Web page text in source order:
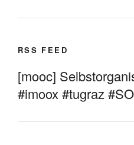
RSS FEED
[mooc]
#imoox #tugraz